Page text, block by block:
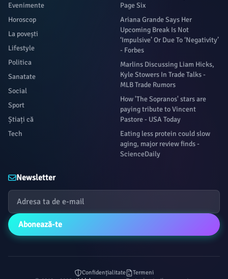
Evenimente
Horoscop
La povești
Lifestyle
Politica
Sanatate
Social
Sport
Știați că
Tech
Page Six
Ariana Grande Says Her
Upcoming Break Is Not
‘Impulsive’ Or Due To ‘Negativity’
- Forbes
Marlins Discussing Liam Hicks,
Kyle Stowers In Trade Talks -
MLB Trade Rumors
How 'The Sopranos' stars are
paying tribute to Vincent
Pastore - USA Today
Eating less protein could slow
aging, major review finds -
ScienceDaily
Newsletter
Abonează-te
Confidențialitate
Termeni